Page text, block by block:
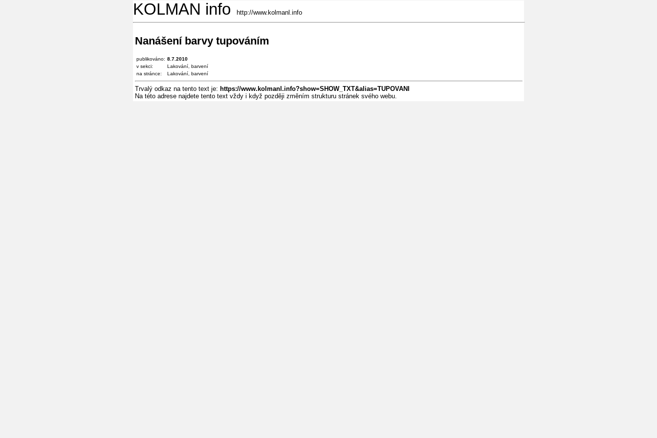
KOLMAN info http://www.kolmanl.info
Nanášení barvy tupováním
publikováno: 8.7.2010
v sekci:
Lakování, barvení
na stránce:
Lakování, barvení
Trvalý odkaz na tento text je: https://www.kolmanl.info?show=SHOW_TXT&alias=TUPOVANI
Na této adrese najdete tento text vždy i když později změním strukturu stránek svého webu.